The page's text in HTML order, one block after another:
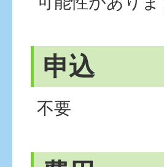
申込
不要